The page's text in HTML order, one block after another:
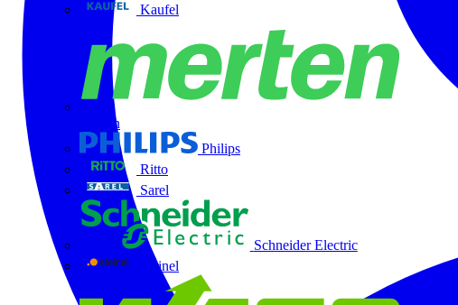
Kaufel
Merten
Philips
Ritto
Sarel
Schneider Electric
Steinel